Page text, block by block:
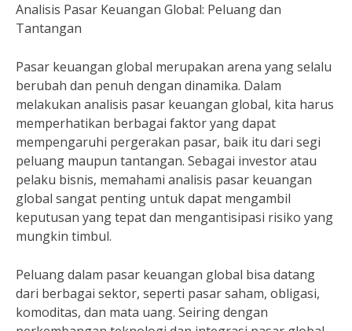
Analisis Pasar Keuangan Global: Peluang dan
Tantangan
Pasar keuangan global merupakan arena yang selalu
berubah dan penuh dengan dinamika. Dalam
melakukan analisis pasar keuangan global, kita harus
memperhatikan berbagai faktor yang dapat
mempengaruhi pergerakan pasar, baik itu dari segi
peluang maupun tantangan. Sebagai investor atau
pelaku bisnis, memahami analisis pasar keuangan
global sangat penting untuk dapat mengambil
keputusan yang tepat dan mengantisipasi risiko yang
mungkin timbul.
Peluang dalam pasar keuangan global bisa datang
dari berbagai sektor, seperti pasar saham, obligasi,
komoditas, dan mata uang. Seiring dengan